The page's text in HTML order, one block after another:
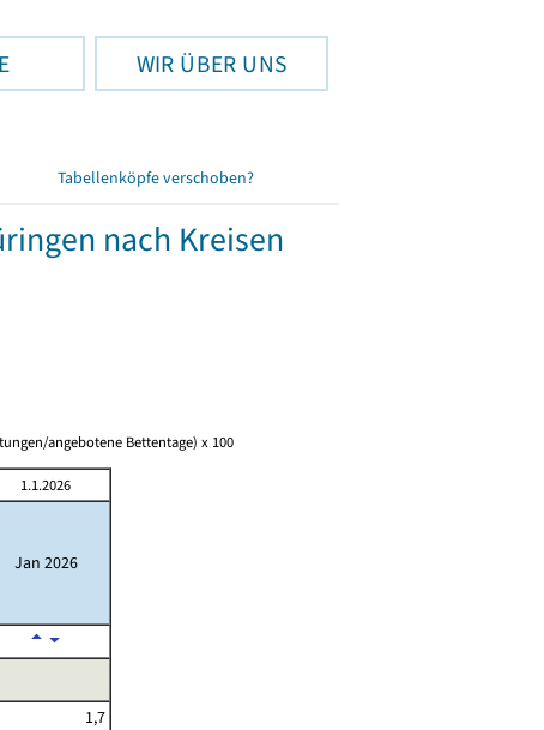
WIR ÜBER UNS
Tabellenköpfe verschoben?
nach Kreisen
angebotene Bettentage) x 100
1.1.2026
Jan 2026
1,7